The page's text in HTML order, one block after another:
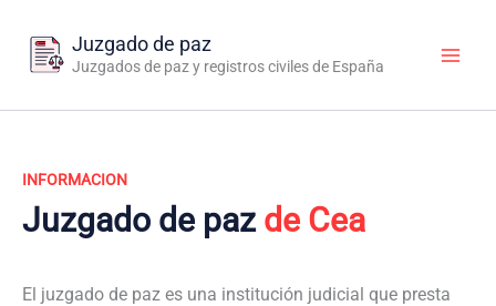
contenido
Juzgado de paz
Juzgados de paz y registros civiles de España
INFORMACION
Juzgado de paz de Cea
El juzgado de paz es una institución judicial que presta